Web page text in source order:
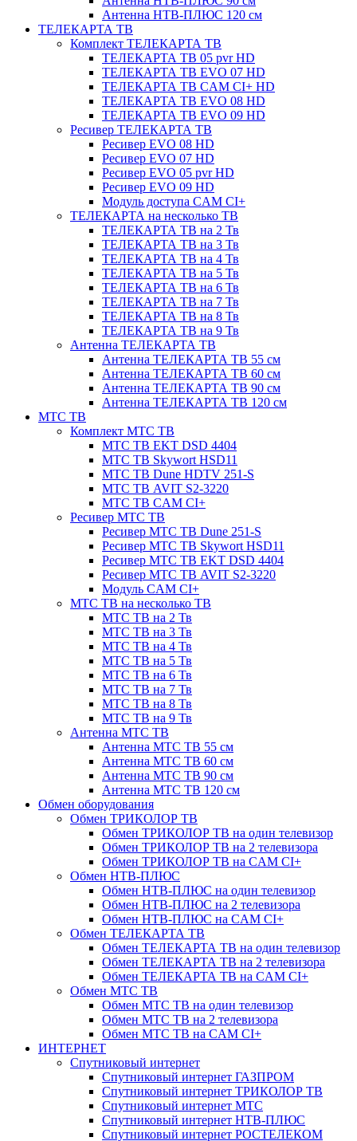
Антенна НТВ-ПЛЮС 120 см
ТЕЛЕКАРТА ТВ
Комплект ТЕЛЕКАРТА ТВ
ТЕЛЕКАРТА ТВ 05 pvr HD
ТЕЛЕКАРТА ТВ EVO 07 HD
ТЕЛЕКАРТА ТВ CAM CI+ HD
ТЕЛЕКАРТА ТВ EVO 08 HD
ТЕЛЕКАРТА ТВ EVO 09 HD
Ресивер ТЕЛЕКАРТА ТВ
Ресивер EVO 08 HD
Ресивер EVO 07 HD
Ресивер EVO 05 pvr HD
Ресивер EVO 09 HD
Модуль доступа CAM CI+
ТЕЛЕКАРТА на несколько ТВ
ТЕЛЕКАРТА ТВ на 2 Тв
ТЕЛЕКАРТА ТВ на 3 Тв
ТЕЛЕКАРТА ТВ на 4 Тв
ТЕЛЕКАРТА ТВ на 5 Тв
ТЕЛЕКАРТА ТВ на 6 Тв
ТЕЛЕКАРТА ТВ на 7 Тв
ТЕЛЕКАРТА ТВ на 8 Тв
ТЕЛЕКАРТА ТВ на 9 Тв
Антенна ТЕЛЕКАРТА ТВ
Антенна ТЕЛЕКАРТА ТВ 55 см
Антенна ТЕЛЕКАРТА ТВ 60 см
Антенна ТЕЛЕКАРТА ТВ 90 см
Антенна ТЕЛЕКАРТА ТВ 120 см
МТС ТВ
Комплект МТС ТВ
МТС ТВ EKT DSD 4404
МТС ТВ Skywort HSD11
МТС ТВ Dune HDTV 251-S
МТС ТВ AVIT S2-3220
МТС ТВ CAM CI+
Ресивер МТС ТВ
Ресивер МТС ТВ Dune 251-S
Ресивер МТС ТВ Skywort HSD11
Ресивер МТС ТВ EKT DSD 4404
Ресивер МТС ТВ AVIT S2-3220
Модуль CAM CI+
МТС ТВ на несколько ТВ
МТС ТВ на 2 Тв
МТС ТВ на 3 Тв
МТС ТВ на 4 Тв
МТС ТВ на 5 Тв
МТС ТВ на 6 Тв
МТС ТВ на 7 Тв
МТС ТВ на 8 Тв
МТС ТВ на 9 Тв
Антенна МТС ТВ
Антенна МТС ТВ 55 см
Антенна МТС ТВ 60 см
Антенна МТС ТВ 90 см
Антенна МТС ТВ 120 см
Обмен оборудования
Обмен ТРИКОЛОР ТВ
Обмен ТРИКОЛОР ТВ на один телевизор
Обмен ТРИКОЛОР ТВ на 2 телевизора
Обмен ТРИКОЛОР ТВ на CAM CI+
Обмен НТВ-ПЛЮС
Обмен НТВ-ПЛЮС на один телевизор
Обмен НТВ-ПЛЮС на 2 телевизора
Обмен НТВ-ПЛЮС на CAM CI+
Обмен ТЕЛЕКАРТА ТВ
Обмен ТЕЛЕКАРТА ТВ на один телевизор
Обмен ТЕЛЕКАРТА ТВ на 2 телевизора
Обмен ТЕЛЕКАРТА ТВ на CAM CI+
Обмен МТС ТВ
Обмен МТС ТВ на один телевизор
Обмен МТС ТВ на 2 телевизора
Обмен МТС ТВ на CAM CI+
ИНТЕРНЕТ
Спутниковый интернет
Спутниковый интернет ГАЗПРОМ
Спутниковый интернет ТРИКОЛОР ТВ
Спутниковый интернет МТС
Спутниковый интернет НТВ-ПЛЮС
Спутниковый интернет РОСТЕЛЕКОМ